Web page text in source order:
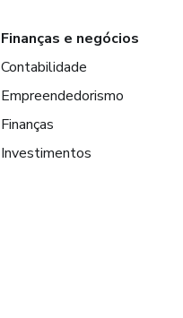
Finanças e negócios
Contabilidade
Empreendedorismo
Finanças
Investimentos